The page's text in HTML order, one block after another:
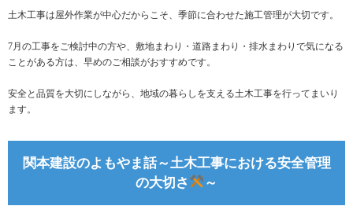
土木工事は屋外作業が中心だからこそ、季節に合わせた施工管理が大切です。
7月の工事をご検討中の方や、敷地まわり・道路まわり・排水まわりで気になる
ことがある方は、早めのご相談がおすすめです。
安全と品質を大切にしながら、地域の暮らしを支える土木工事を行ってまいり
ます。
関本建設のよもやま話～土木工事における安全管理
の大切さ
～